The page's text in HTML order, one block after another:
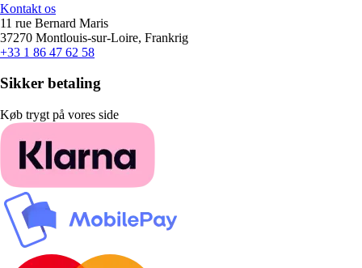
Kontakt os
11 rue Bernard Maris
37270 Montlouis-sur-Loire, Frankrig
+33 1 86 47 62 58
Sikker betaling
Køb trygt på vores side